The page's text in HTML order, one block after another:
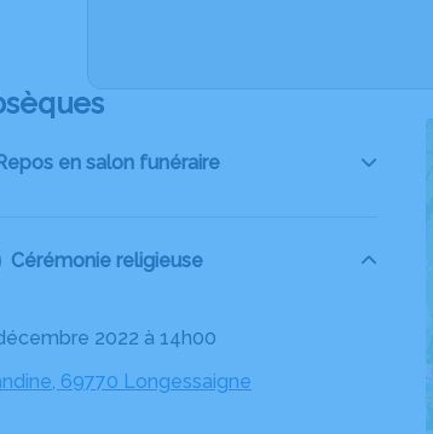
Repos en salon funéraire
Cérémonie religieuse
décembre 2022 à 14h00
69770 Longessaigne